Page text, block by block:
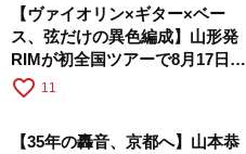
【ヴァイオリン×ギター×ベー
ス、弦だけの異色編成】山形発
RIMが初全国ツアーで8月17日に
RAGへ
favorite_border 11
【35年の轟音、京都へ】山本恭